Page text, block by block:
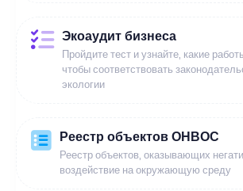
Экоаудит бизнеса
Пройдите тест и узнайте, какие
чтобы соответствовать
экологии
Реестр объектов ОНВОС
Реестр объектов, оказывающих
воздействие на окружающую среду